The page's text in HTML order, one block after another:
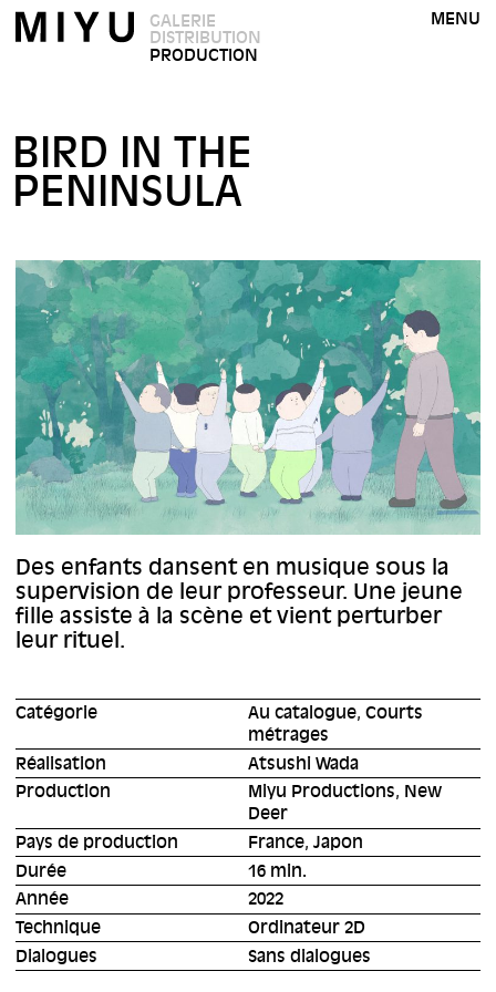
GALERIE
DISTRIBUTION
PRODUCTION
MENU
BIRD IN THE
PENINSULA
Des enfants dansent en musique sous la
supervision de leur professeur. Une jeune
fille assiste à la scène et vient perturber
leur rituel.
Catégorie
Au catalogue, Courts
métrages
Réalisation
Atsushi Wada
Production
Miyu Productions, New
Deer
Pays de production
France, Japon
Durée
16 min.
Année
2022
Technique
Ordinateur 2D
Dialogues
Sans dialogues